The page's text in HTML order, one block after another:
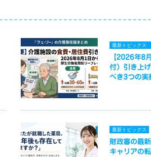
最新トピックス
【2026年8
付）引き上
べき3つの実
最新トピックス
財政審の最
キャリアの